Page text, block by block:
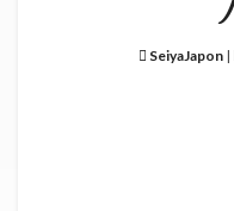
SeiyaJapon |